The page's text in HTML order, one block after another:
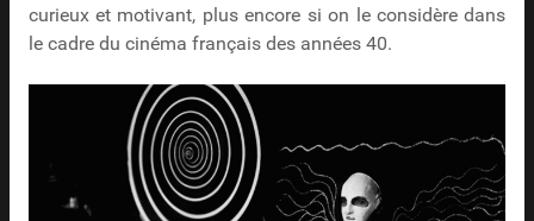
curieux et motivant, plus encore si on le considère dans
le cadre du cinéma français des années 40.